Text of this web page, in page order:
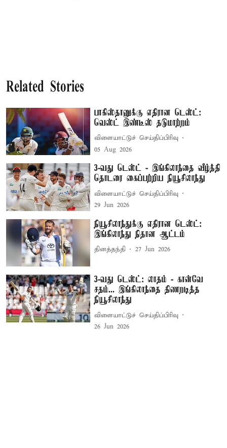
Related Stories
பாகிஸ்தானுக்கு எதிரான டெஸ்ட்:
வெஸ்ட் இண்டீஸ் தடுமாற்றம்
விளையாட்டுச் செய்திப்பிரிவு
05 Aug 2026
3-வது டெஸ்ட் - இங்கிலாந்தை வீழ்த்தி
தொடரை கைப்பற்றிய நியூசிலாந்து
விளையாட்டுச் செய்திப்பிரிவு
29 Jun 2026
நியூசிலாந்துக்கு எதிரான டெஸ்ட்:
இங்கிலாந்து நிதான ஆட்டம்
தினத்தந்தி 27 Jun 2026
3-வது டெஸ்ட்: லாதம் - கான்வே
சதம்... இங்கிலாந்தை திணறடித்த
நியூசிலாந்து
விளையாட்டுச் செய்திப்பிரிவு
26 Jun 2026